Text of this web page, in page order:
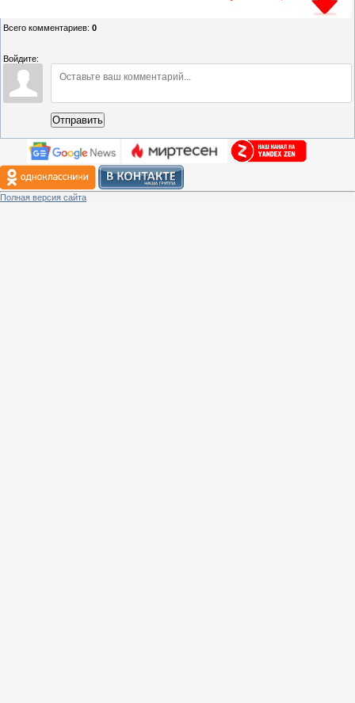
Всего комментариев: 0
Войдите:
Отправить
Полная версия сайта